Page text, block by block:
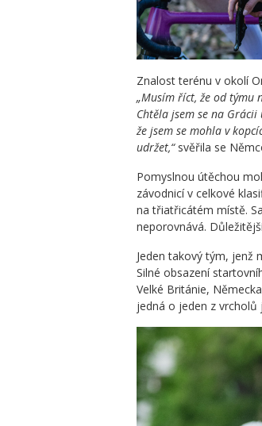
Znalost terénu v okolí
„Musím říct, že od týmu
Chtěla jsem se na
že jsem se mohla v
udržet,“ svěřila se
Pomyslnou útěchou
závodnicí v celkové
na třiatřicátém místě.
neporovnává.
Jeden takový tým, jenž
Silné obsazení
Velké Británie,
jedná o jeden z vrcholů